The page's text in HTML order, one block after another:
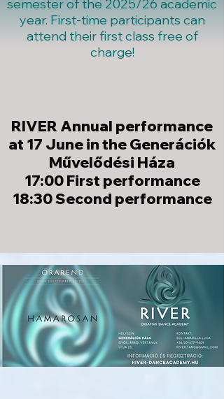
semester of the 2025/26 academic
year. First-time participants can
attend their first class free of
charge!
RIVER Annual performance
at 17 June in the Generációk
Művelődési Háza
17:00 First performance
18:30 Second performance